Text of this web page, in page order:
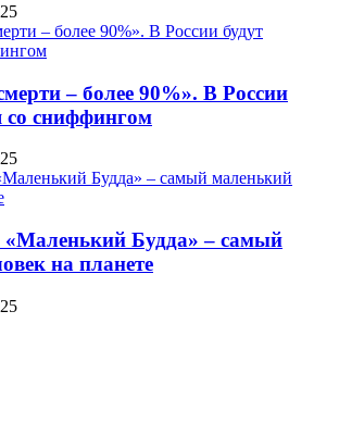
– более 90%». В России
со сниффингом
«Маленький Будда» – самый
на планете